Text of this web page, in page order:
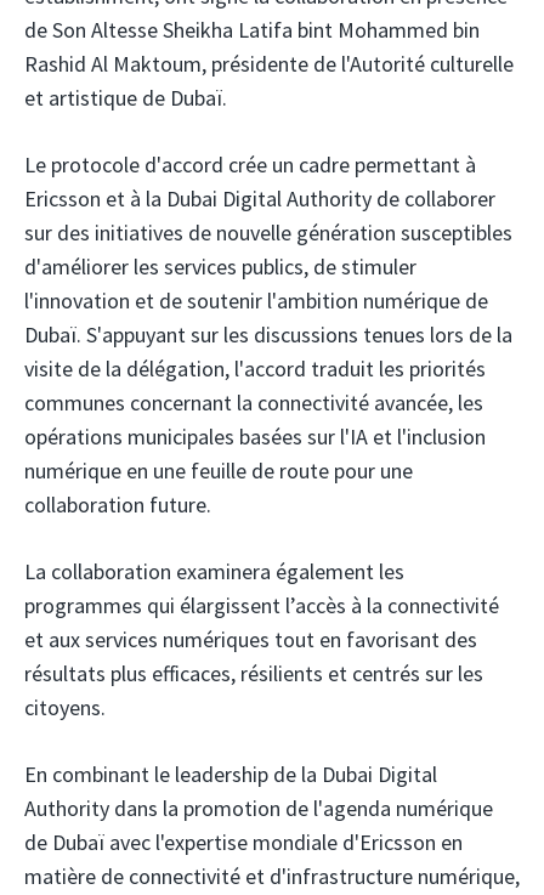
de Son Altesse Sheikha Latifa bint Mohammed bin
Rashid Al Maktoum, présidente de l'Autorité culturelle
et artistique de Dubaï.
Le protocole d'accord crée un cadre permettant à
Ericsson et à la Dubai Digital Authority de collaborer
sur des initiatives de nouvelle génération susceptibles
d'améliorer les services publics, de stimuler
l'innovation et de soutenir l'ambition numérique de
Dubaï. S'appuyant sur les discussions tenues lors de la
visite de la délégation, l'accord traduit les priorités
communes concernant la connectivité avancée, les
opérations municipales basées sur l'IA et l'inclusion
numérique en une feuille de route pour une
collaboration future.
La collaboration examinera également les
programmes qui élargissent l’accès à la connectivité
et aux services numériques tout en favorisant des
résultats plus efficaces, résilients et centrés sur les
citoyens.
En combinant le leadership de la Dubai Digital
Authority dans la promotion de l'agenda numérique
de Dubaï avec l'expertise mondiale d'Ericsson en
matière de connectivité et d'infrastructure numérique,